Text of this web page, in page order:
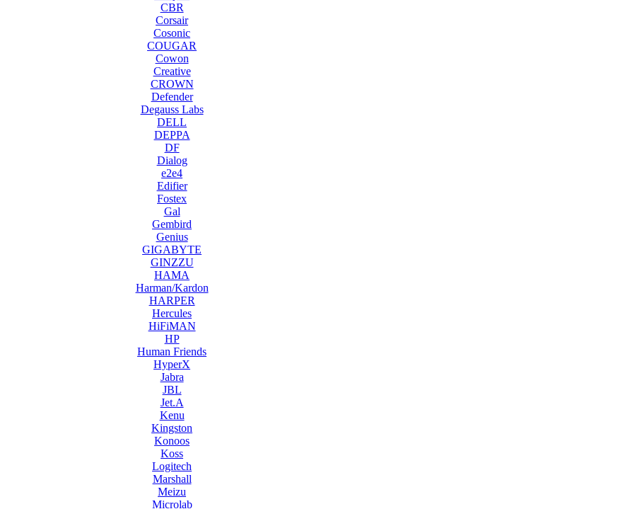
CBR
Corsair
Cosonic
COUGAR
Cowon
Creative
CROWN
Defender
Degauss Labs
DELL
DEPPA
DF
Dialog
e2e4
Edifier
Fostex
Gal
Gembird
Genius
GIGABYTE
GINZZU
HAMA
Harman/Kardon
HARPER
Hercules
HiFiMAN
HP
Human Friends
HyperX
Jabra
JBL
Jet.A
Kenu
Kingston
Konoos
Koss
Logitech
Marshall
Meizu
Microlab